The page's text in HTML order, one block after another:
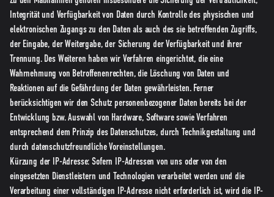
Integrität und Verfügbarkeit von Daten durch Kontrolle des physischen und
elektronischen Zugangs zu den Daten als auch des sie betreffenden Zugriffs,
der Eingabe, der Weitergabe, der Sicherung der Verfügbarkeit und ihrer
Trennung. Des Weiteren haben wir Verfahren eingerichtet, die eine
Wahrnehmung von Betroffenenrechten, die Löschung von Daten und
Reaktionen auf die Gefährdung der Daten gewährleisten. Ferner
berücksichtigen wir den Schutz personenbezogener Daten bereits bei der
Entwicklung bzw. Auswahl von Hardware, Software sowie Verfahren
entsprechend dem Prinzip des Datenschutzes, durch Technikgestaltung und
durch datenschutzfreundliche Voreinstellungen.
Kürzung der IP-Adresse: Sofern IP-Adressen von uns oder von den
eingesetzten Dienstleistern und Technologien verarbeitet werden und die
Verarbeitung einer vollständigen IP-Adresse nicht erforderlich ist, wird die IP-